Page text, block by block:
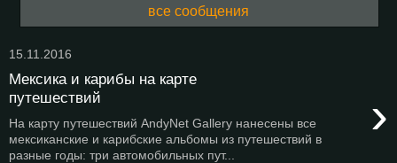
все сообщения
15.11.2016
Мексика и карибы на карте
путешествий
›
На карту путешествий AndyNet Gallery нанесены все
мексиканские и карибские альбомы из путешествий в
разные годы: три автомобильных пут...